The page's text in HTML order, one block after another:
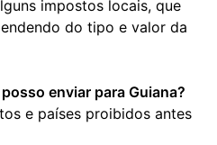
impostos locais, que
do tipo e valor da
enviar para Guiana?
e países proibidos antes